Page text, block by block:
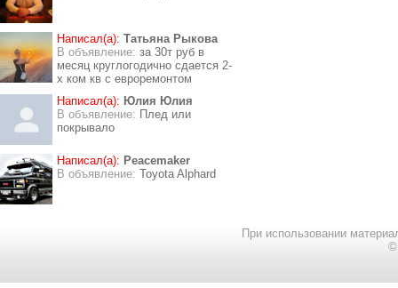
Написал(а): Татьяна Рыкова
В объявление: за 30т руб в
месяц круглогодично сдается 2-
х ком кв с евроремонтом
Написал(а): Юлия Юлия
В объявление: Плед или
покрывало
Написал(а): Peacemaker
В объявление: Toyota Alphard
При использовании